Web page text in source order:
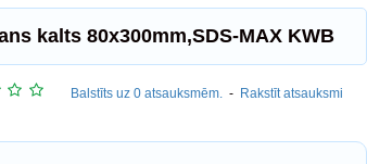
kalts 80x300mm,SDS-MAX KWB
Balstīts uz 0 atsauksmēm. - Rakstīt atsauksmi